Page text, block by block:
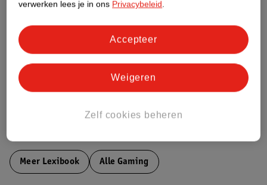
Meer informatie
Bestel & Bezorginformatie
Meer Lexibook Alle Gaming
verwerken lees je in ons Privacybeleid.
Zelf cookies beheren
Weigeren
Accepteer